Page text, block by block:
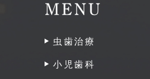
MENU
虫歯治療
小児歯科